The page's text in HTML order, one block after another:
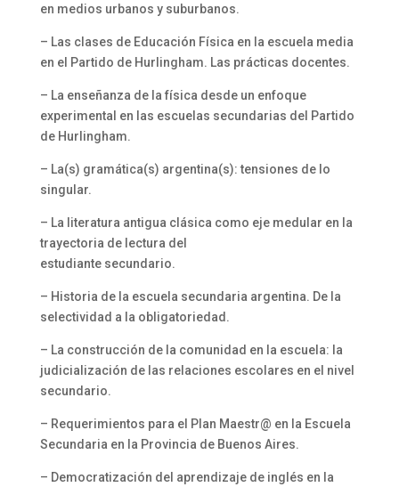
en medios urbanos y suburbanos.
– Las clases de Educación Física en la escuela media
en el Partido de Hurlingham. Las prácticas docentes.
– La enseñanza de la física desde un enfoque
experimental en las escuelas secundarias del Partido
de Hurlingham.
– La(s) gramática(s) argentina(s): tensiones de lo
singular.
– La literatura antigua clásica como eje medular en la
trayectoria de lectura del
estudiante secundario.
– Historia de la escuela secundaria argentina. De la
selectividad a la obligatoriedad.
– La construcción de la comunidad en la escuela: la
judicialización de las relaciones escolares en el nivel
secundario.
– Requerimientos para el Plan Maestr@ en la Escuela
Secundaria en la Provincia de Buenos Aires.
– Democratización del aprendizaje de inglés en la